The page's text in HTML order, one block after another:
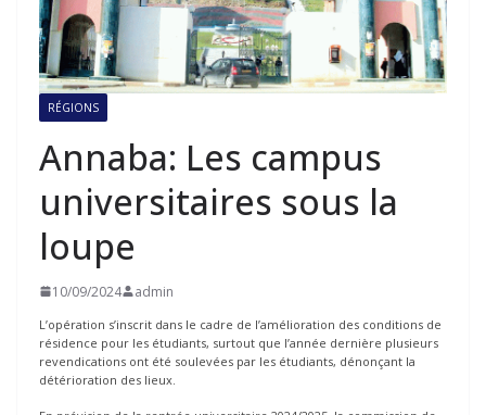
RÉGIONS
Annaba: Les campus
universitaires sous la
loupe
10/09/2024 admin
L’opération s’inscrit dans le cadre de l’amélioration des conditions de
résidence pour les étudiants, surtout que l’année dernière plusieurs
revendications ont été soulevées par les étudiants, dénonçant la
détérioration des lieux.